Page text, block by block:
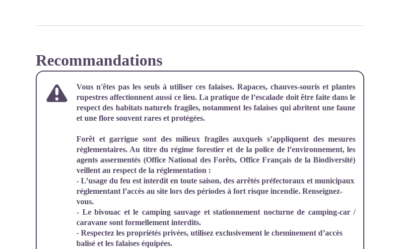
Recommandations
Vous n'êtes pas les seuls à utiliser ces falaises. Rapaces, chauves-souris et plantes
rupestres affectionnent aussi ce lieu. La pratique de l’escalade doit être faite dans le
respect des habitats naturels fragiles, notamment les falaises qui abritent une faune
et une flore souvent rares et protégées.
Forêt et garrigue sont des milieux fragiles auxquels s’appliquent des mesures
règlementaires. Au titre du régime forestier et de la police de l’environnement, les
agents assermentés (Office National des Forêts, Office Français de la Biodiversité)
veillent au respect de la réglementation :
- L’usage du feu est interdit en toute saison, des arrêtés préfectoraux et municipaux
réglementant l’accès au site lors des périodes à fort risque incendie. Renseignez-
vous.
- Le bivouac et le camping sauvage et stationnement nocturne de camping-car /
caravane sont formellement interdits.
- Respectez les propriétés privées, utilisez exclusivement le cheminement d’accès
balisé et les falaises équipées.